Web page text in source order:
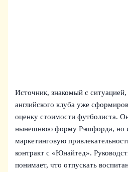
Источник, знакомый с
английского клуба уже
оценку стоимости футболиста.
нынешнюю форму Рэшфорда, но и
маркетинговую
контракт с «Юнайтед».
понимает, что отпускать